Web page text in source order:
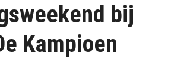
bij
Kampioen